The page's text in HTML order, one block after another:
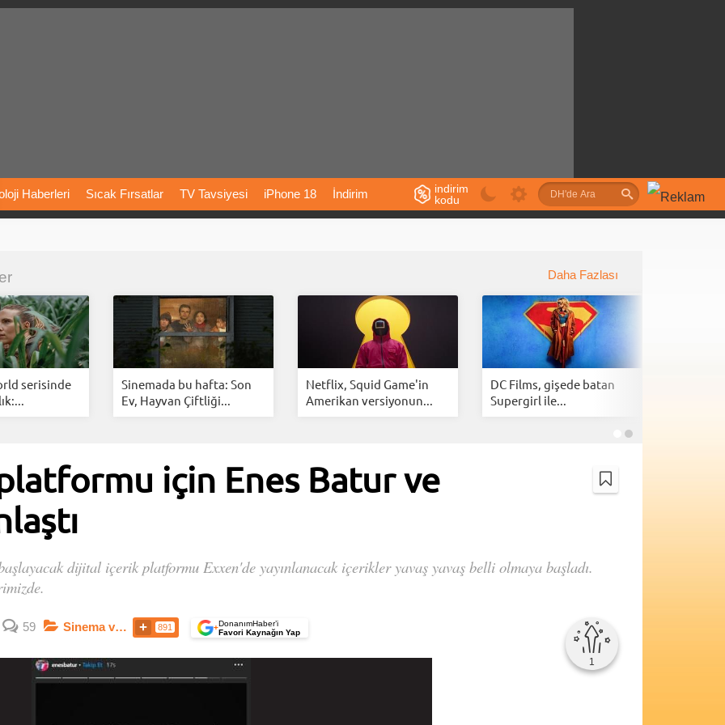
Haberleri Sıcak Fırsatlar TV Tavsiyesi iPhone 18 İndirim
Dondurma İnstagram Çöktü Mü
indirim
kodu
Daha Fazlası
serisinde
Sinemada bu hafta: Son
Ev, Hayvan Çiftliği...
Netflix, Squid Game'in
Amerikan versiyonun...
DC Films, gişede batan
Supergirl ile...
için Enes Batur ve
dijital içerik platformu Exxen'de yayınlanacak içerikler yavaş yavaş belli olmaya başladı.
59 Sinema ve Dizi 891 +DonanımHaber’i
Favori Kaynağın Yap
1